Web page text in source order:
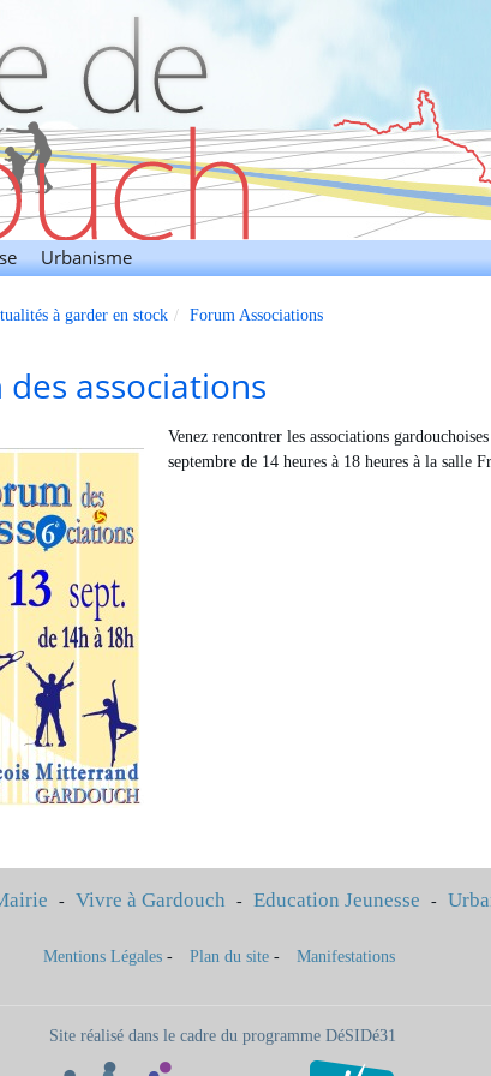
Urbanisme
à garder en stock Forum Associations
des associations
Venez rencontrer les associations
septembre de 14 heures à 18 heures à la salle
- Vivre à Gardouch - Education Jeunesse -
Mentions Légales - Plan du site - Manifestations
Site réalisé dans le cadre du programme DéSIDé31